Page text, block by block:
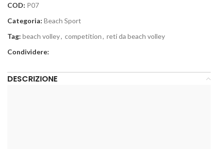
COD: P07
Categoria: Beach Sport
Tag: beach volley, competition, reti da beach volley
Condividere:
DESCRIZIONE